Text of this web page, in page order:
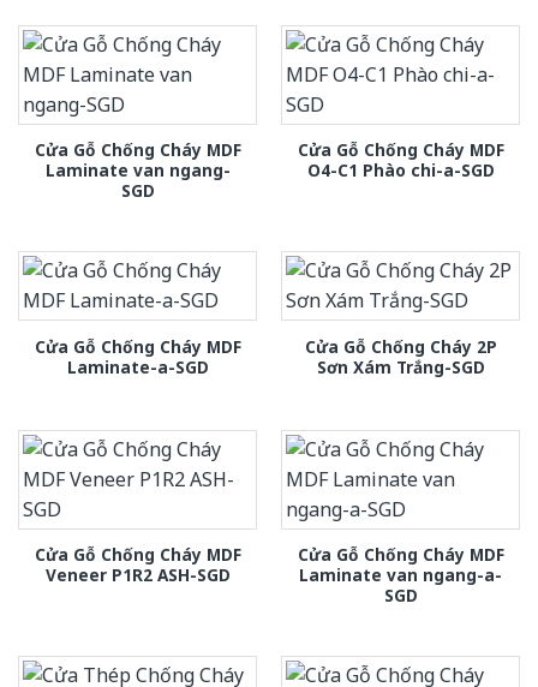
Cửa Gỗ Chống Cháy MDF
Laminate van ngang-
SGD
Cửa Gỗ Chống Cháy MDF
O4-C1 Phào chi-a-SGD
Cửa Gỗ Chống Cháy MDF
Laminate-a-SGD
Cửa Gỗ Chống Cháy 2P
Sơn Xám Trắng-SGD
Cửa Gỗ Chống Cháy MDF
Veneer P1R2 ASH-SGD
Cửa Gỗ Chống Cháy MDF
Laminate van ngang-a-
SGD